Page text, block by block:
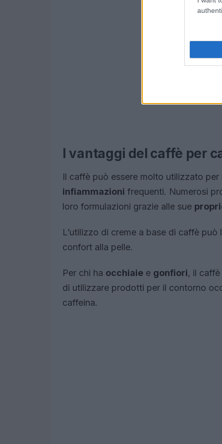
I vantaggi del caffè per
Il caffè può essere molto utilizzato
infiammazioni frequenti. Numerosi
loro formulazioni grazie alle sue
L’utilizzo di creme a base di caffè
confort alla pelle.
Per chi ha occhiaie e gonfiori, il
di utilizzare prodotti per il contorno
caffeina.